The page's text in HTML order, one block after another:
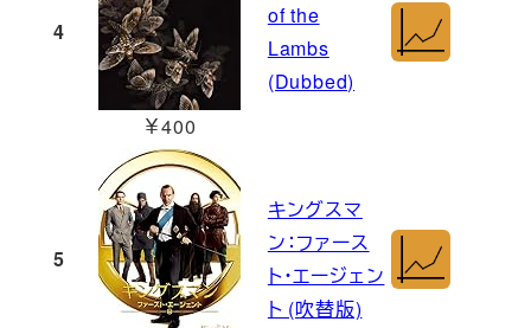
4
￥400
of the
Lambs
(Dubbed)
5
キングスマ
ン：ファース
ト・エージェン
ト (吹替版)